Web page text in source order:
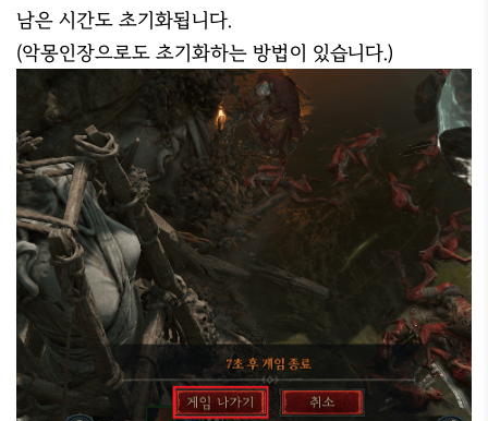
남은 시간도 초기화됩니다.
(악몽인장으로도 초기화하는 방법이 있습니다.)